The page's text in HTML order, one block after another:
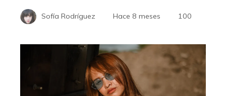
Sofía Rodríguez Hace 8 meses 100